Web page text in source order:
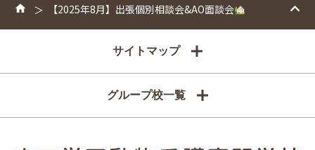
【2025年8月】出張個別相談会&AO面談会
サイトマップ
グループ校一覧